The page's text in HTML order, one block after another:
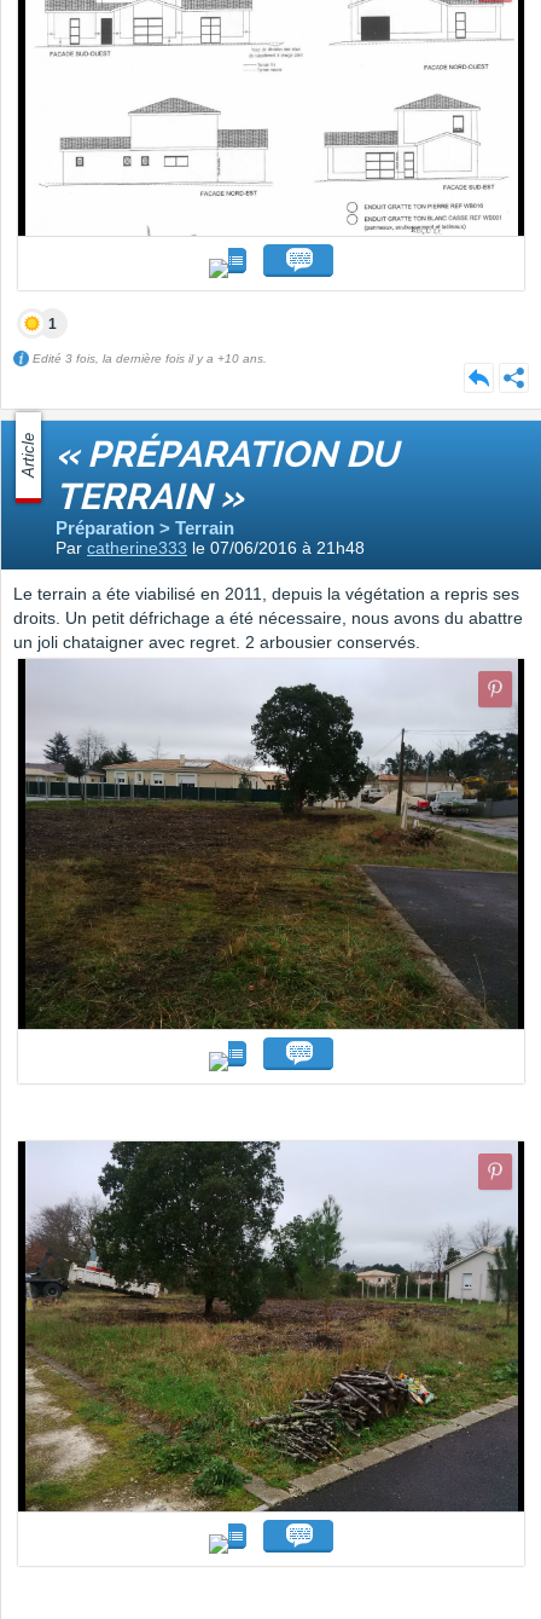
1
Edité 3 fois, la dernière fois il y a +10 ans.
Article « PRÉPARATION DU
TERRAIN »
Préparation > Terrain
Par catherine333 le 07/06/2016 à 21h48
Le terrain a éte viabilisé en 2011, depuis la végétation a repris ses
droits. Un petit défrichage a été nécessaire, nous avons du abattre
un joli chataigner avec regret. 2 arbousier conservés.